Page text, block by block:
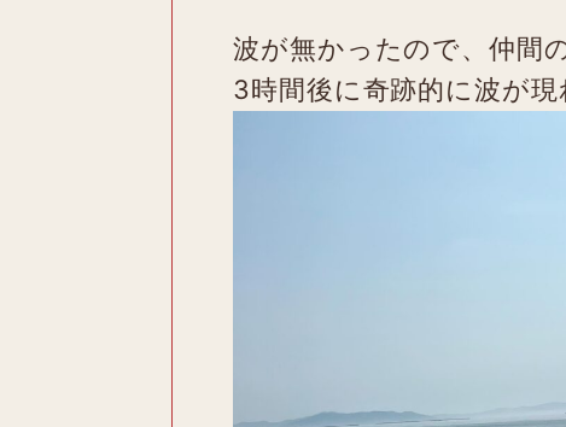
波が無かったので、仲間
3時間後に奇跡的に波が